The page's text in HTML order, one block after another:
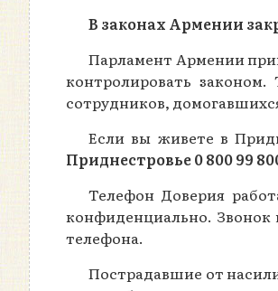
В законах Армении
Парламент Армении
контролировать
сотрудников,
Если вы живете в
Приднестровье 0 800 99
Телефон Доверия
конфиденциально. Звонок
телефона.
Пострадавшие от